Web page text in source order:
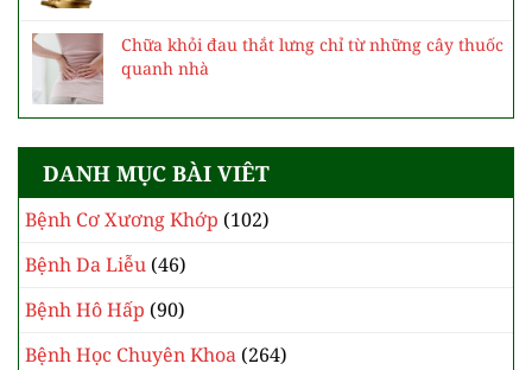
Chữa khỏi đau thắt lưng chỉ từ những cây thuốc
quanh nhà
DANH MỤC BÀI VIÊT
Bệnh Cơ Xương Khớp (102)
Bệnh Da Liễu (46)
Bệnh Hô Hấp (90)
Bệnh Học Chuyên Khoa (264)